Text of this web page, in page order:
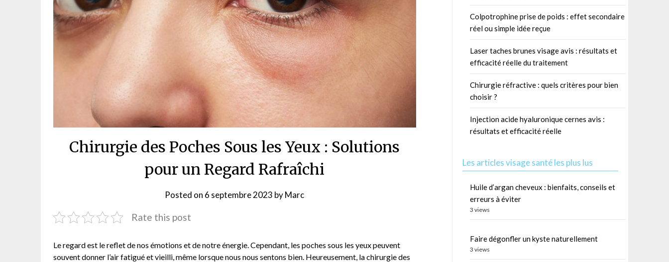
Chirurgie des Poches Sous les Yeux : Solutions
pour un Regard Rafraîchi
Posted on 6 septembre 2023 byMarc
Rate this post
Le regard est le reflet de nos émotions et de notre énergie. Cependant, les poches sous les yeux peuvent
souvent donner l’air fatigué et vieilli, même lorsque nous nous sentons bien. Heureusement, la chirurgie des
Colpotrophine prise de poids : effet secondaire
réel ou simple idée reçue
Laser taches brunes visage avis : résultats et
efficacité réelle du traitement
Chirurgie réfractive : quels critères pour bien
choisir ?
Injection acide hyaluronique cernes avis :
résultats et efficacité réelle
Les articles visage santé les plus lus
Huile d’argan cheveux : bienfaits, conseils et
erreurs à éviter
3 views
Faire dégonfler un kyste naturellement
3 views